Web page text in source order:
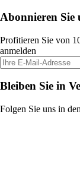
Abonnieren Sie
Profitieren Sie von
anmelden
Bleiben Sie in
Folgen Sie uns in